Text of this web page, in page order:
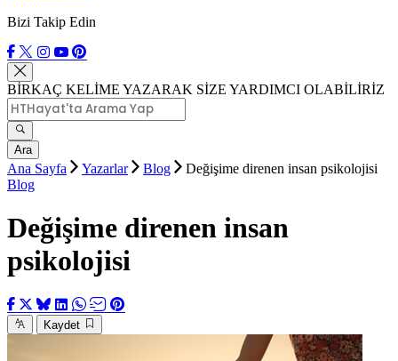
Bizi Takip Edin
BİRKAÇ KELİME YAZARAK SİZE YARDIMCI OLABİLİRİZ
Ara
Ana Sayfa Yazarlar Blog
Değişime direnen insan psikolojisi
Blog
Değişime direnen insan
psikolojisi
Kaydet